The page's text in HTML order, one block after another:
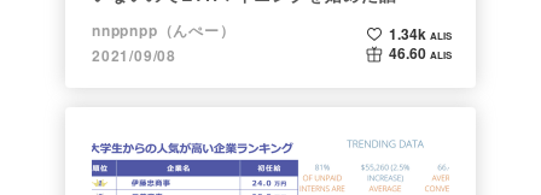
nnppnpp（んぺー）
2021/09/08
1.34k ALIS
46.60 ALIS